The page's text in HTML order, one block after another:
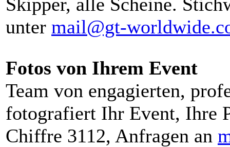
unter mail@gt-
Fotos von Ihrem Event
Team von engagierten,
fotografiert Ihr Event, Ihre
Chiffre 3112, Anfragen an